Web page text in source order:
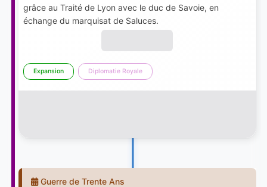
grâce au Traité de Lyon avec le duc de Savoie, en
échange du marquisat de Saluces.
Expansion Diplomatie Royale
Guerre de Trente Ans